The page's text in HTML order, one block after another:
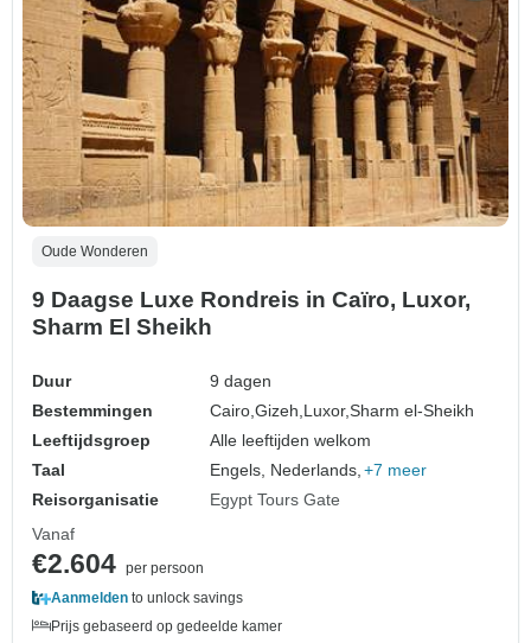
Oude Wonderen
9 Daagse Luxe Rondreis in Caïro, Luxor,
Sharm El Sheikh
Duur
9 dagen
Bestemmingen
Cairo,Gizeh,Luxor,Sharm el-Sheikh
Leeftijdsgroep
Alle leeftijden welkom
Taal
Engels, Nederlands, +7 meer
Reisorganisatie
Egypt Tours Gate
Vanaf
€2.604 per persoon
Aanmelden to unlock savings
Prijs gebaseerd op gedeelde kamer